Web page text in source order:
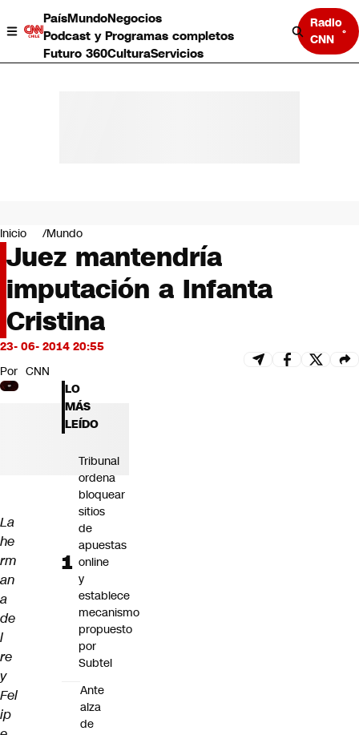
PaísMundoNegocios
Podcast y Programas completos
Futuro 360CulturaServicios
Radio
CNN
Negocios
Deportes
Programas completos
Cultura
Servicios
Bits
CNN tiempo
Futuro 360
Opinión
Inicio Mundo
Juez mantendría
imputación a Infanta
Cristina
23- 06- 2014 20:55
Por CNN
La
he
rm
an
a
de
l
re
y
Fel
ip
LO
MÁS
LEÍDO
Tribunal
ordena
bloquear
sitios
de
apuestas
online
y
establece
mecanismo
propuesto
por
Subtel
Ante
alza
de